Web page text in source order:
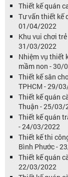
Thiết kế quán
Tư vấn thiết kế
01/04/2022
Khu vui chơi
31/03/2022
Nhiệm vụ thiết
mầm non - 30/
Thiết kế sân
TPHCM - 29/
Thiết kế quán
Thuận - 25/03/
Thiết kế quán
- 24/03/2022
Thiết kế thi
Bình Phước -
Thiết kế quán
22/03/2022